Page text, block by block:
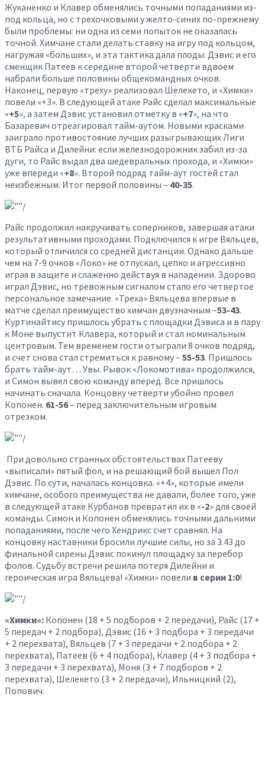
Жуканенко и Клавер обменялись точными попаданиями из-
под кольца, но с трехочковыми у желто-синих по-прежнему
были проблемы: ни одна из семи попыток не оказалась
точной. Химчане стали делать ставку на игру под кольцом,
нагружая «больших», и эта тактика дала плоды: Дэвис и его
сменщик Патеев к середине второй четверти вдвоем
набрали больше половины общекомандных очков.
Наконец, первую «треху» реализовал Шелекето, и «Химки»
повели «+3». В следующей атаке Райс сделал максимальные
«+5», а затем Дэвис установил отметку в «+7», на что
Базаревич отреагировал тайм-аутом. Новыми красками
заиграло противостояние лучших разыгрывающих Лиги
ВТБ Райса и Дилейни: если железнодорожник забил из-за
дуги, то Райс выдал два шедевральных прохода, и «Химки»
уже впереди «+8». Второй подряд тайм-аут гостей стал
неизбежным. Итог первой половины – 40-35.
Райс продолжил накручивать соперников, завершая атаки
результативными проходами. Подключился к игре Вяльцев,
который отличился со средней дистанции. Однако дальше
чем на 7-9 очков «Локо» не отпускал, цепко и агрессивно
играя в защите и слаженно действуя в нападении. Здорово
играл Дэвис, но тревожным сигналом стало его четвертое
персональное замечание. «Треха» Вяльцева впервые в
матче сделал преимущество химчан двузначным –53-43.
Куртинайтису пришлось убрать с площадки Дэвиса и в пару
к Моне выпустит Клавера, который и стал номинальным
центровым. Тем временем гости отыграли 8 очков подряд,
и счет снова стал стремиться к равному – 55-53. Пришлось
брать тайм-аут… Увы. Рывок «Локомотива» продолжился,
и Симон вывел свою команду вперед. Все пришлось
начинать сначала. Концовку четверти убойно провел
Копонен. 61-56– перед заключительным игровым
отрезком.
При довольно странных обстоятельствах Патееву
«выписали» пятый фол, и на решающий бой вышел Пол
Дэвис. По сути, началась концовка. «+4», которые имели
химчане, особого преимущества не давали, более того, уже
в следующей атаке Курбанов превратил их в «-2» для своей
команды. Симон и Копонен обменялись точными дальними
попаданиями, после чего Хендрикс счет сравнял. На
концовку наставники бросили лучшие силы, но за 3.43 до
финальной сирены Дэвис покинул площадку за перебор
фолов. Судьбу встречи решила потеря Дилейни и
героическая игра Вяльцева! «Химки» повели в серии 1:0!
«Химки»: Копонен (18 + 5 подборов + 2 передачи), Райс (17 +
5 передач + 2 подбора), Дэвис (16 + 3 подбора + 3 передачи
+ 2 перехвата), Вяльцев (7 + 3 передачи + 2 подбора + 2
перехвата), Патеев (6 + 4 подбора), Клавер (4 + 3 подбора +
3 передачи + 3 перехвата), Моня (3 + 7 подборов + 2
перехвата), Шелекето (3 + 2 передачи), Ильницкий (2),
Попович.